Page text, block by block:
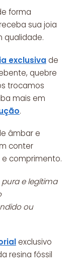
forma
sua joia
qualidade.
exclusiva de
quebre
trocamos
mais em
.
âmbar e
conter
comprimento.
e legítima
ou
exclusivo
resina fóssil